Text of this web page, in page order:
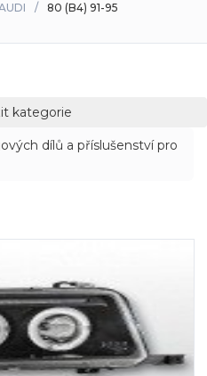
80 (B4) 91-95
kategorie
dílů a příslušenství pro